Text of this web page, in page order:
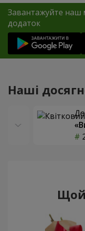
Завантажуйте наш
додаток
Наші